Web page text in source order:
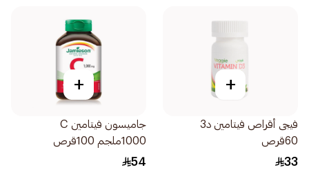
+
فيجى أقراص فيتامين د3
60قرص
33
+
جاميسون فيتامين C
1000ملجم 100قرص
54